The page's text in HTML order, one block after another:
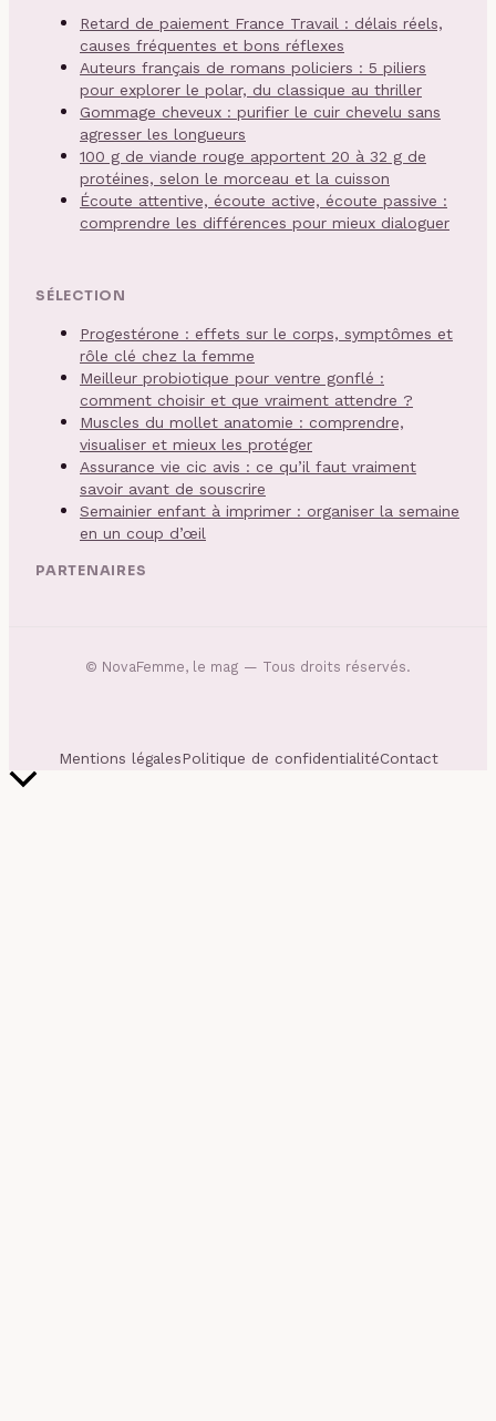
Retard de paiement France Travail : délais réels,
causes fréquentes et bons réflexes
Auteurs français de romans policiers : 5 piliers
pour explorer le polar, du classique au thriller
Gommage cheveux : purifier le cuir chevelu sans
agresser les longueurs
100 g de viande rouge apportent 20 à 32 g de
protéines, selon le morceau et la cuisson
Écoute attentive, écoute active, écoute passive :
comprendre les différences pour mieux dialoguer
SÉLECTION
Progestérone : effets sur le corps, symptômes et
rôle clé chez la femme
Meilleur probiotique pour ventre gonflé :
comment choisir et que vraiment attendre ?
Muscles du mollet anatomie : comprendre,
visualiser et mieux les protéger
Assurance vie cic avis : ce qu’il faut vraiment
savoir avant de souscrire
Semainier enfant à imprimer : organiser la semaine
en un coup d’œil
PARTENAIRES
© NovaFemme, le mag — Tous droits réservés.
Mentions légalesPolitique de confidentialitéContact